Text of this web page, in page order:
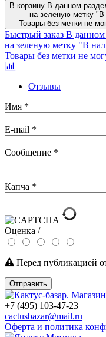
В корзину В данном
на зеленую метку
Товары без метки не
Быстрый заказ В данном
на зеленую метку "В
Товары без метки не
Отзывы
Имя *
E-mail *
Сообщение *
Капча *
Оценка /
Перед публикацией
Отправить
+7 (495) 103-47-23
cactusbazar@mail.ru
Оферта и политика